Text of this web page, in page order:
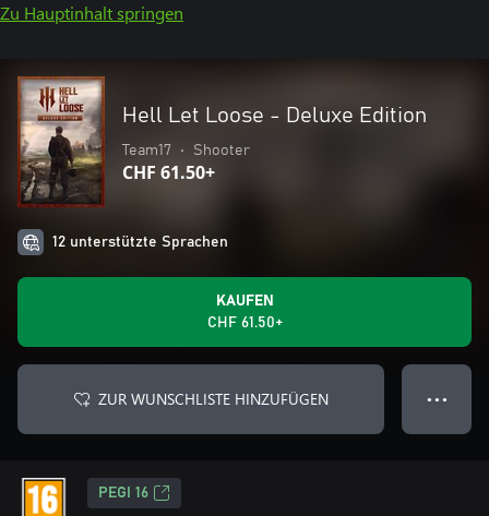
Zu Hauptinhalt springen
Hell Let Loose - Deluxe Edition
Team17 • Shooter
CHF 61.50+
12 unterstützte Sprachen
KAUFEN
CHF 61.50+
ZUR WUNSCHLISTE HINZUFÜGEN ● ● ●
PEGI 16